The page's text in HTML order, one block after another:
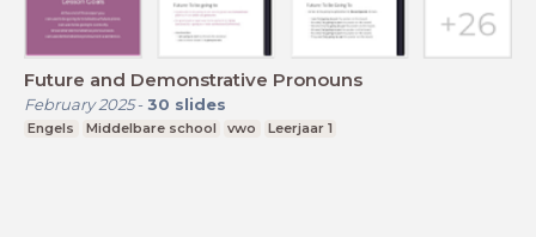
Future and Demonstrative Pronouns
February 2025- 30 slides
Engels Middelbare school vwo Leerjaar 1